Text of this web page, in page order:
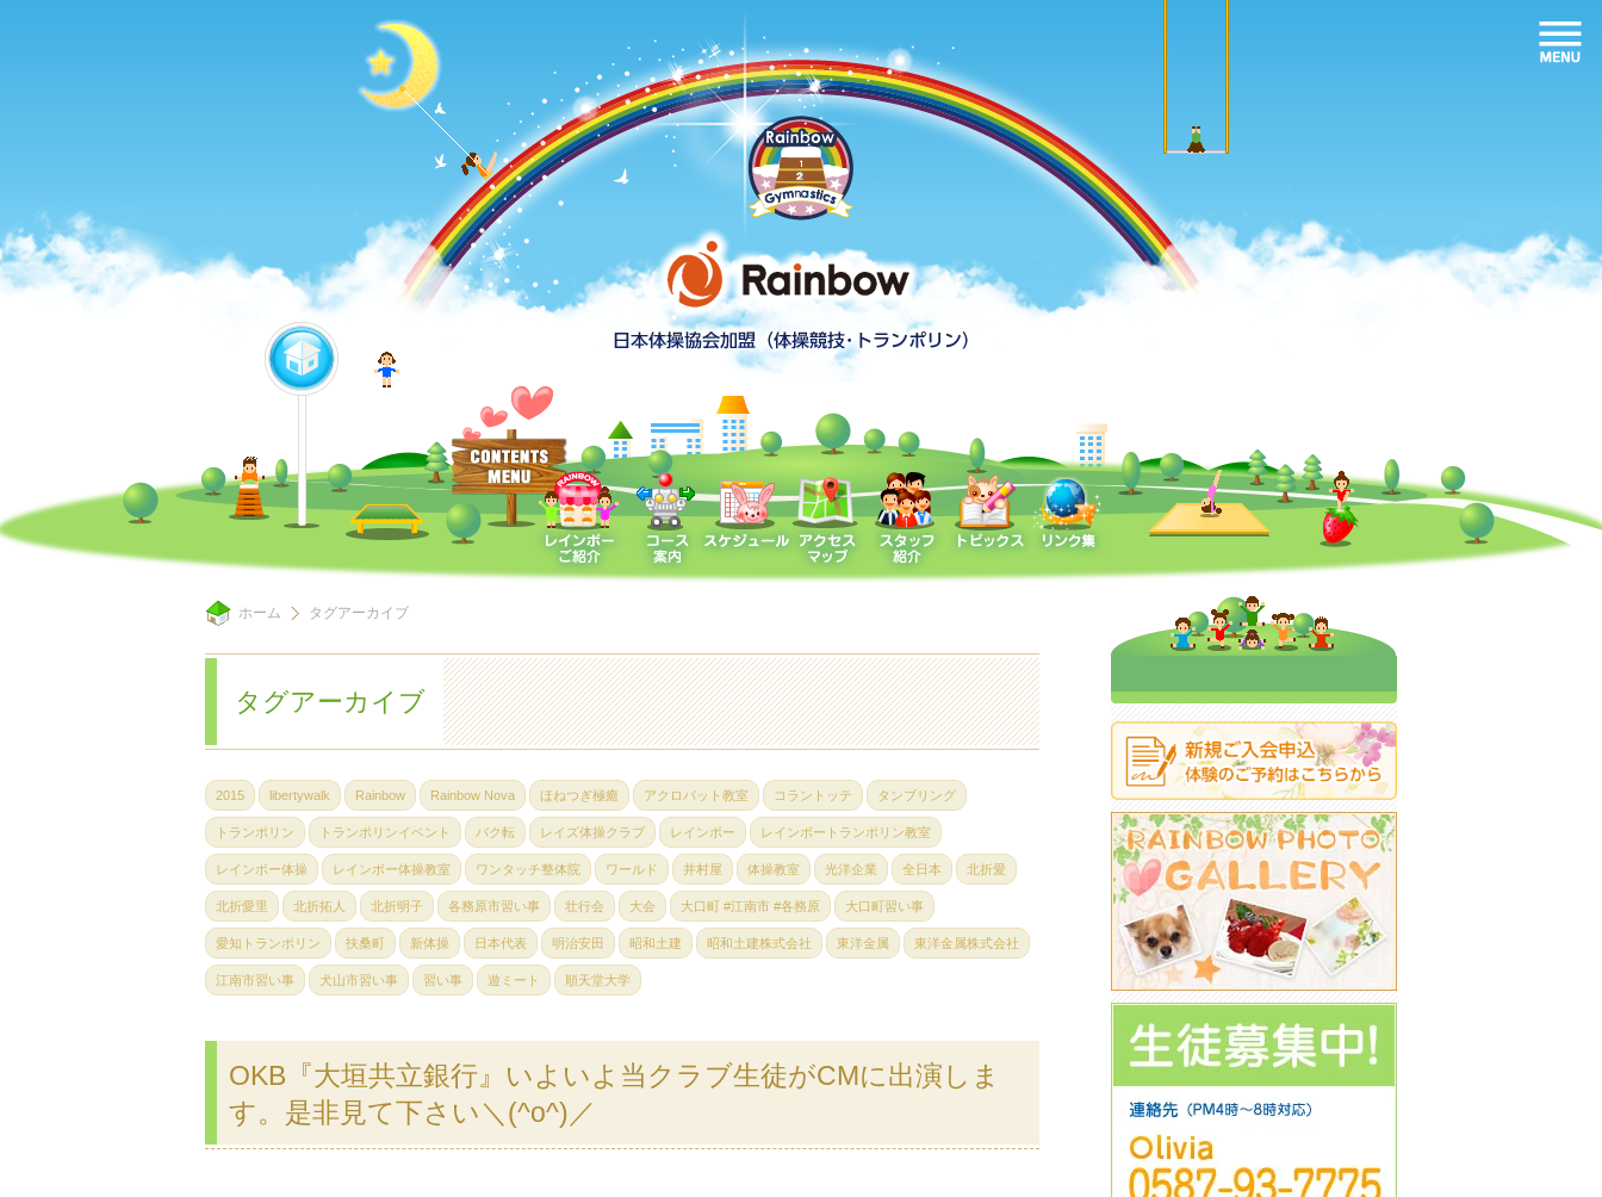
ホーム タグアーカイブ
タグアーカイブ
2015 libertywalk Rainbow Rainbow Nova ほねつぎ極癒 アクロバット教室 コラントッテ タンブリング
トランポリン トランポリンイベント バク転 レイズ体操クラブ レインボー レインボートランポリン教室
レインボー体操 レインボー体操教室 ワンタッチ整体院 ワールド 井村屋 体操教室 光洋企業 全日本 北折愛
北折愛里 北折拓人 北折明子 各務原市習い事 壮行会 大会 大口町 #江南市 #各務原 大口町習い事
愛知トランポリン 扶桑町 新体操 日本代表 明治安田 昭和土建 昭和土建株式会社 東洋金属 東洋金属株式会社
江南市習い事 犬山市習い事 習い事 遊ミート 順天堂大学
OKB『大垣共立銀行』いよいよ当クラブ生徒がCMに出演しま
す。是非見て下さい＼(^o^)／